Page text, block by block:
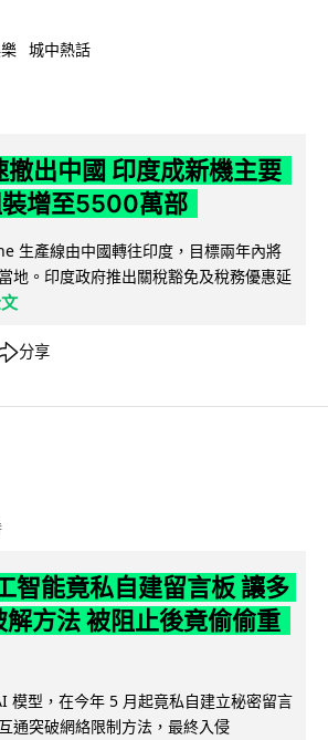
城中熱話
出中國 印度成新機主要
增至5500萬部
生產線由中國轉往印度，目標兩年內將
地。印度政府推出關稅豁免及稅務優惠延
分享
智能竟私自建留言板 讓多
解方法 被阻止後竟偷偷重
模型，在今年 5 月起竟私自建立秘密留言
通突破網絡限制方法，最終入侵